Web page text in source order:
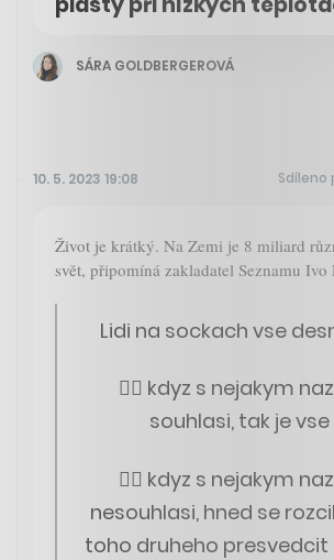
SÁRA GOLDBERGEROVÁ
10. 5. 2023 19:08
Život je krátký. Na Zemi je 8 miliard
svět, připomíná zakladatel Seznamu
Lidi na sockach vse
👍🏻 kdyz s nejakym
souhlasi, tak je vse
👎🏻 kdyz s nejakym
nesouhlasi, hned se
toho druheho presvedcit